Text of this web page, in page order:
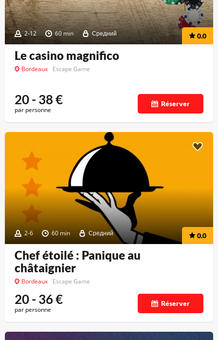
2-12 60 min Средний 0.0
Le casino magnifico
Bordeaux Escape Game
20 - 38€
par personne
Réserver
2-6 60 min Средний 0.0
Chef étoilé : Panique au
châtaignier
Bordeaux Escape Game
20 - 36€
par personne
Réserver